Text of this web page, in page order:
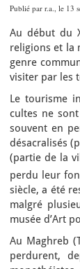
Publié par r.a., le 13
Au début du
religions et la
genre
visiter par les
Le tourisme
cultes ne
souvent en
désacralisés
(partie de la
perdu leur
siècle, a été
malgré
musée d’Art
Au Maghreb
perdurent,